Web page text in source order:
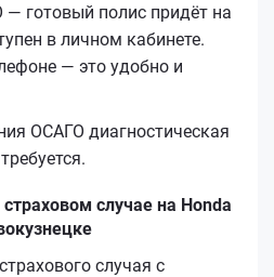
— готовый полис придёт на
в личном кабинете.
— это удобно и
ОСАГО диагностическая
случае на Honda
случая с